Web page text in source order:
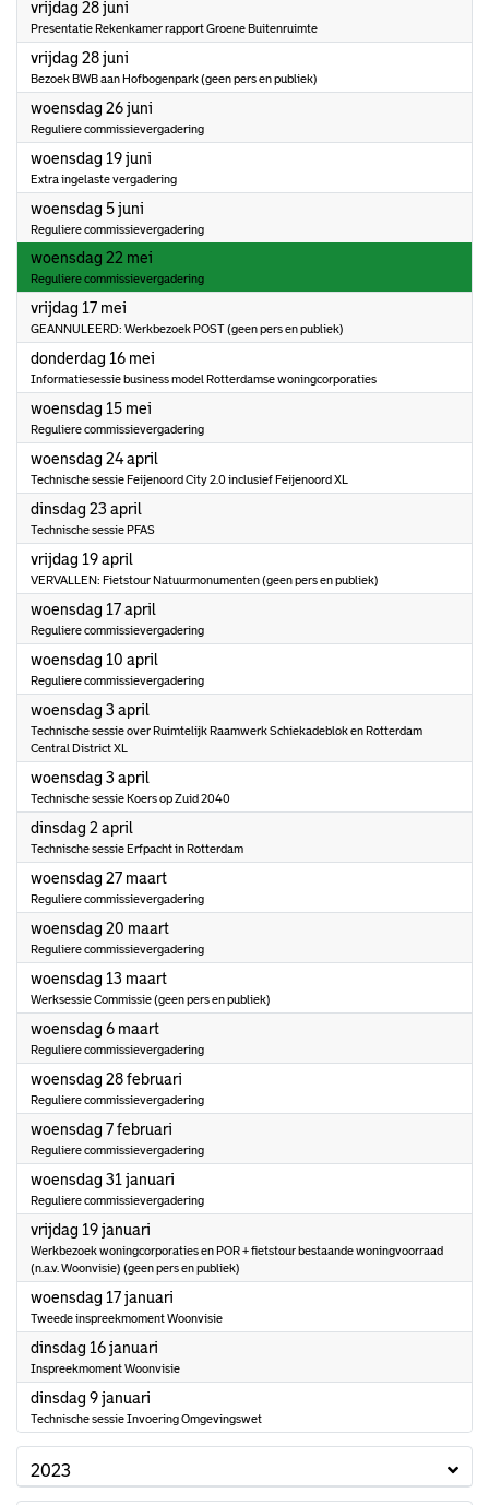
vrijdag 28 juni
Presentatie Rekenkamer rapport Groene Buitenruimte
vrijdag 28 juni
Bezoek BWB aan Hofbogenpark (geen pers en publiek)
woensdag 26 juni
Reguliere commissievergadering
woensdag 19 juni
Extra ingelaste vergadering
woensdag 5 juni
Reguliere commissievergadering
woensdag 22 mei
Reguliere commissievergadering
vrijdag 17 mei
GEANNULEERD: Werkbezoek POST (geen pers en publiek)
donderdag 16 mei
Informatiesessie business model Rotterdamse woningcorporaties
woensdag 15 mei
Reguliere commissievergadering
woensdag 24 april
Technische sessie Feijenoord City 2.0 inclusief Feijenoord XL
dinsdag 23 april
Technische sessie PFAS
vrijdag 19 april
VERVALLEN: Fietstour Natuurmonumenten (geen pers en publiek)
woensdag 17 april
Reguliere commissievergadering
woensdag 10 april
Reguliere commissievergadering
woensdag 3 april
Technische sessie over Ruimtelijk Raamwerk Schiekadeblok en Rotterdam
Central District XL
woensdag 3 april
Technische sessie Koers op Zuid 2040
dinsdag 2 april
Technische sessie Erfpacht in Rotterdam
woensdag 27 maart2024
Reguliere commissievergadering
woensdag 20 maart2024
Reguliere commissievergadering
woensdag 13 maart2024
Werksessie Commissie (geen pers en publiek)
woensdag 6 maart2024
Reguliere commissievergadering
woensdag 28 februari
Reguliere commissievergadering
woensdag 7 februari
Reguliere commissievergadering
woensdag 31 januari
Reguliere commissievergadering
vrijdag 19 januari
Werkbezoek woningcorporaties en POR + fietstour bestaande woningvoorraad
(n.a.v. Woonvisie) (geen pers en publiek)
woensdag 17 januari
Tweede inspreekmoment Woonvisie
dinsdag 16 januari
Inspreekmoment Woonvisie
dinsdag 9 januari
Technische sessie Invoering Omgevingswet
2023